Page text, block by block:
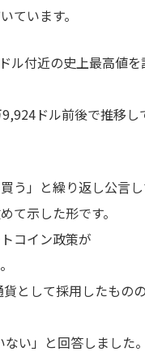
ています。
付近の史上最高値を
ドル前後で推移し
う」と繰り返し公言し
て示した形です。
コイン政策が
として採用したものの
い」と回答しました。